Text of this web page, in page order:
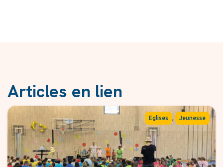
Articles en lien
Eglises , Jeunesse